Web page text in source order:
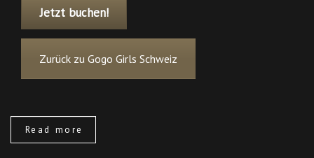
Jetzt buchen!
Zurück zu Gogo Girls Schweiz
Read more